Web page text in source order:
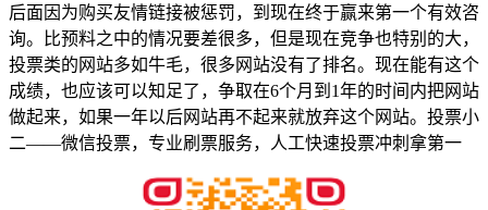
后面因为购买友情链接被惩罚，到现在终于赢来第一个有效咨
询。比预料之中的情况要差很多，但是现在竞争也特别的大，
投票类的网站多如牛毛，很多网站没有了排名。现在能有这个
成绩，也应该可以知足了，争取在6个月到1年的时间内把网站
做起来，如果一年以后网站再不起来就放弃这个网站。投票小
二——微信投票，专业刷票服务，人工快速投票冲刺拿第一